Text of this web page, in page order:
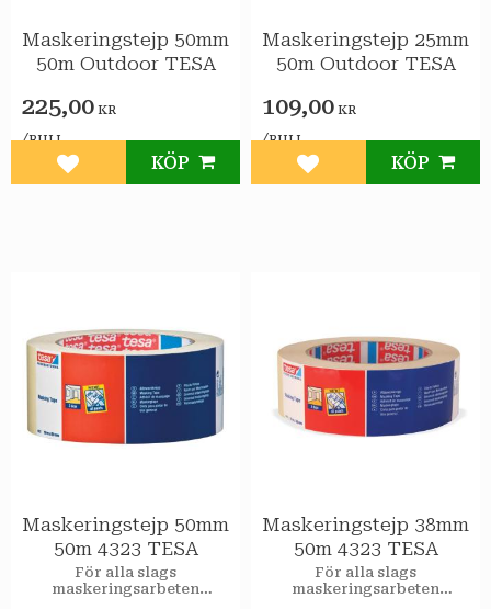
Maskeringstejp 50mm
50m Outdoor TESA
225,00 KR
/RULL
Lägg till i favoriter
KÖP
Maskeringstejp 25mm
50m Outdoor TESA
109,00 KR
/RULL
Lägg till i favoriter
KÖP
Maskeringstejp 50mm
50m 4323 TESA
För alla slags
maskeringsarbeten
Maskeringstejp 38mm
50m 4323 TESA
För alla slags
maskeringsarbeten